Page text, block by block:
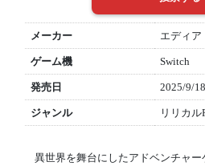
メーカー エディア
ゲーム機 Switch
発売日 2025/9/18
ジャンル リリカル
異世界を舞台にしたアドベンチャ